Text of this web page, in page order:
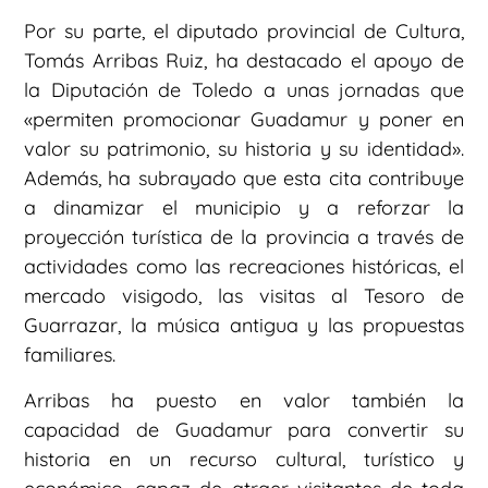
Por su parte, el diputado provincial de Cultura,
Tomás Arribas Ruiz, ha destacado el apoyo de
la Diputación de Toledo a unas jornadas que
«permiten promocionar Guadamur y poner en
valor su patrimonio, su historia y su identidad».
Además, ha subrayado que esta cita contribuye
a dinamizar el municipio y a reforzar la
proyección turística de la provincia a través de
actividades como las recreaciones históricas, el
mercado visigodo, las visitas al Tesoro de
Guarrazar, la música antigua y las propuestas
familiares.
Arribas ha puesto en valor también la
capacidad de Guadamur para convertir su
historia en un recurso cultural, turístico y